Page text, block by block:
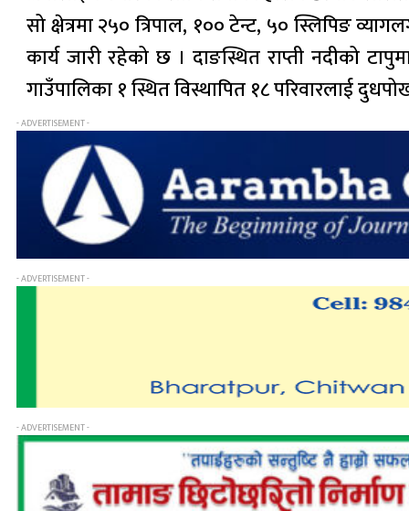
सो क्षेत्रमा २५० त्रिपाल, १०० टेन्ट, ५० स्लिपिङ
कार्य जारी रहेको छ । दाङस्थित राप्ती नदीको
गाउँपालिका १ स्थित विस्थापित १८ परिवारलाई
- ADVERTISEMENT -
- ADVERTISEMENT -
- ADVERTISEMENT -